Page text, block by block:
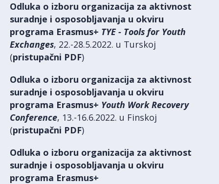
Odluka o izboru organizacija za aktivnost
suradnje i osposobljavanja u okviru
programa Erasmus+ TYE - Tools for Youth
Exchanges, 22.-28.5.2022. u Turskoj
(pristupačni PDF)
Odluka o izboru organizacija za aktivnost
suradnje i osposobljavanja u okviru
programa Erasmus+ Youth Work Recovery
Conference, 13.-16.6.2022. u Finskoj
(pristupačni PDF)
Odluka o izboru organizacija za aktivnost
suradnje i osposobljavanja u okviru
programa Erasmus+